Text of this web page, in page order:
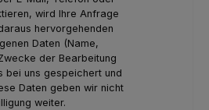
wird Ihre Anfrage
hervorgehenden
Daten (Name,
der Bearbeitung
bei uns gespeichert und
Daten geben wir nicht
weiter.